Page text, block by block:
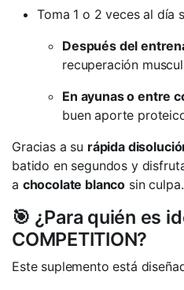
Toma 1 o 2 veces al día
Después del
recuperación
En ayunas o entre
buen aporte
Gracias a su rápida
batido en segundos y
a chocolate blanco sin culpa.
🎯 ¿Para quién es
COMPETITION?
Este suplemento está